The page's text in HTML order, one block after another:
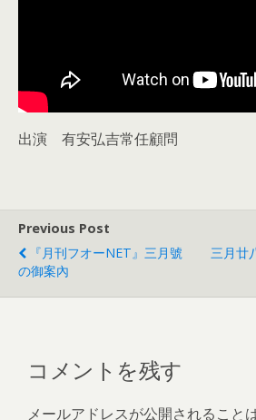
出演 有安弘吉常任顧問
Previous Post
『月刊フオーNET』三月號
の御案內
三月廿
コメントを残す
メールアドレスが公開されること